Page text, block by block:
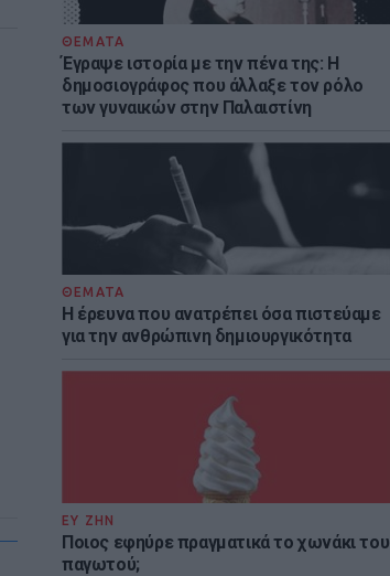
ΘΕΜΑΤΑ
Έγραψε ιστορία με την πένα της: Η
δημοσιογράφος που άλλαξε τον ρόλο
των γυναικών στην Παλαιστίνη
ΘΕΜΑΤΑ
Η έρευνα που ανατρέπει όσα πιστεύαμε
για την ανθρώπινη δημιουργικότητα
ΕΥ ΖΗΝ
Ποιος εφηύρε πραγματικά το χωνάκι του
παγωτού;